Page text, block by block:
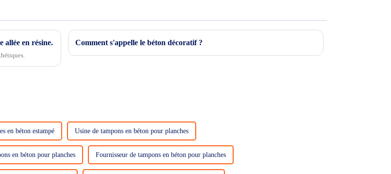
allée en résine. Comment s'appelle le béton décoratif ?
en béton estampé Usine de tampons en béton pour planches
en béton pour planches Fournisseur de tampons en béton pour planches